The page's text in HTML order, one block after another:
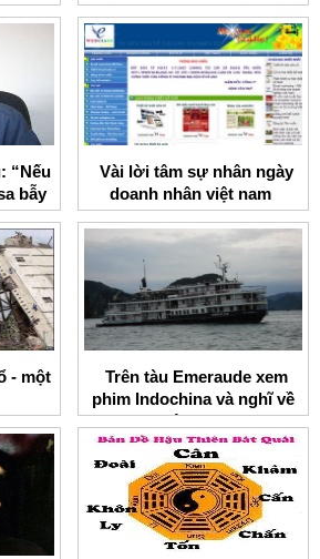
“Nếu
bẫy
Vài lời tâm sự nhân ngày
doanh nhân việt nam
- một
Trên tàu Emeraude xem
phim Indochina và nghĩ về
Việt Nam